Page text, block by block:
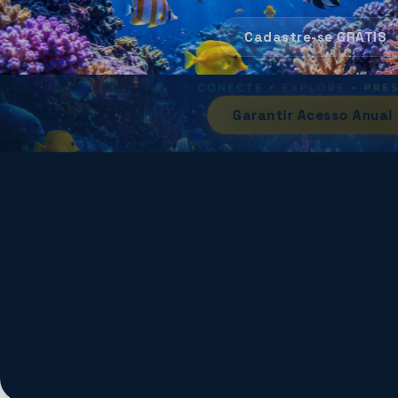
R$ 238,80
R$ 197,00
Cadastre-se GRÁTIS